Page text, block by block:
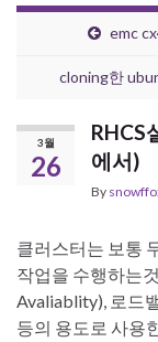
emc
cloning한
3월
26
RHCS
에서)
By
클러스터는 보통
작업을 수행하는
Avaliablity), 로드
등의 용도로 사용